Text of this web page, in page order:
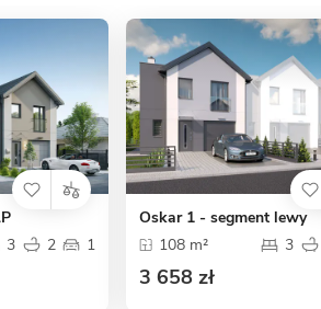
3 2 1
Oskar 1 - segment lewy
108 m²
3
3 658 zł